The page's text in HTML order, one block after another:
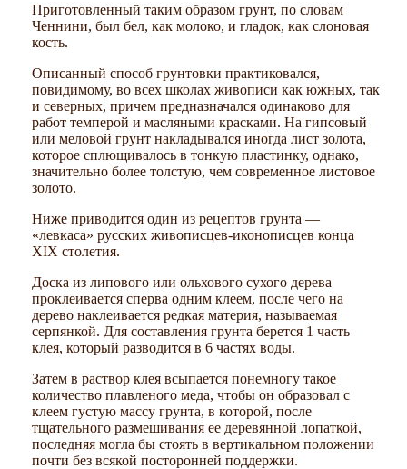
Приготовленный таким образом грунт, по словам
Ченнини, был бел, как молоко, и гладок, как слоновая
кость.
Описанный способ грунтовки практиковался,
повидимому, во всех школах живописи как южных, так
и северных, причем предназначался одинаково для
работ темперой и масляными красками. На гипсовый
или меловой грунт накладывался иногда лист золота,
которое сплющивалось в тонкую пластинку, однако,
значительно более толстую, чем современное листовое
золото.
Ниже приводится один из рецептов грунта —
«левкаса» русских живописцев-иконописцев конца
XIX столетия.
Доска из липового или ольхового сухого дерева
проклеивается сперва одним клеем, после чего на
дерево наклеивается редкая материя, называемая
серпянкой. Для составления грунта берется 1 часть
клея, который разводится в 6 частях воды.
Затем в раствор клея всыпается понемногу такое
количество плавленого меда, чтобы он образовал с
клеем густую массу грунта, в которой, после
тщательного размешивания ее деревянной лопаткой,
последняя могла бы стоять в вертикальном положении
почти без всякой посторонней поддержки.